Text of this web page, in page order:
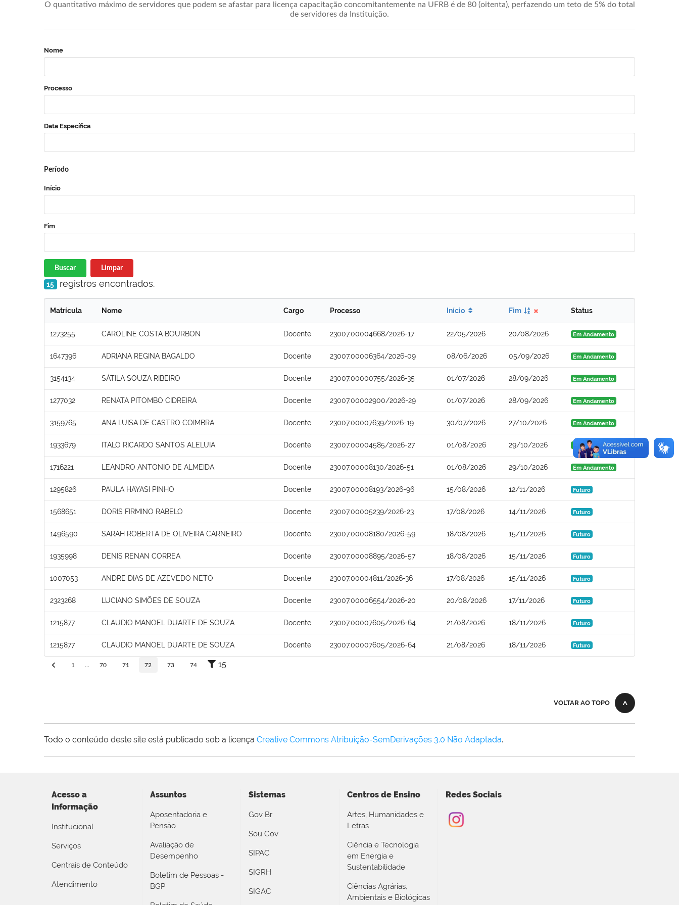
O quantitativo máximo de servidores que podem se afastar para licença capacitação concomitantemente na UFRB é de 80 (oitenta), perfazendo um teto de 5% do total
de servidores da Instituição.
Nome
Processo
Data Específica
Período
Início
Fim
Buscar Limpar
15 registros encontrados.
Matrícula Nome Cargo Processo Início Fim Status
1273255 CAROLINE COSTA BOURBON Docente 23007.00004668/2026-17 22/05/2026 20/08/2026 Em Andamento
1647396 ADRIANA REGINA BAGALDO Docente 23007.00006364/2026-09 08/06/2026 05/09/2026 Em Andamento
3154134 SÁTILA SOUZA RIBEIRO Docente 23007.00000755/2026-35 01/07/2026 28/09/2026 Em Andamento
1277032 RENATA PITOMBO CIDREIRA Docente 23007.00002900/2026-29 01/07/2026 28/09/2026 Em Andamento
3159765 ANA LUISA DE CASTRO COIMBRA Docente 23007.00007639/2026-19 30/07/2026 27/10/2026 Em Andamento
1933679 ITALO RICARDO SANTOS ALELUIA Docente 23007.00004585/2026-27 01/08/2026 29/10/2026 Em Andamento
1716221 LEANDRO ANTONIO DE ALMEIDA Docente 23007.00008130/2026-51 01/08/2026 29/10/2026 Em Andamento
1295826 PAULA HAYASI PINHO Docente 23007.00008193/2026-96 15/08/2026 12/11/2026 Futuro
1568651 DORIS FIRMINO RABELO Docente 23007.00005239/2026-23 17/08/2026 14/11/2026 Futuro
1496590 SARAH ROBERTA DE OLIVEIRA CARNEIRO Docente 23007.00008180/2026-59 18/08/2026 15/11/2026 Futuro
1935998 DENIS RENAN CORREA Docente 23007.00008895/2026-57 18/08/2026 15/11/2026 Futuro
1007053 ANDRE DIAS DE AZEVEDO NETO Docente 23007.00004811/2026-36 17/08/2026 15/11/2026 Futuro
2323268 LUCIANO SIMÕES DE SOUZA Docente 23007.00006554/2026-20 20/08/2026 17/11/2026 Futuro
1215877 CLAUDIO MANOEL DUARTE DE SOUZA Docente 23007.00007605/2026-64 21/08/2026 18/11/2026 Futuro
1215877 CLAUDIO MANOEL DUARTE DE SOUZA Docente 23007.00007605/2026-64 21/08/2026 18/11/2026 Futuro
1 70 71 72 73 74 15
VOLTAR AO TOPO
Todo o conteúdo deste site está publicado sob a licença Creative Commons Atribuição-SemDerivações 3.0 Não Adaptada.
Acesso a
Informação
Institucional
Serviços
Centrais de Conteúdo
Atendimento
Assuntos
Aposentadoria e
Pensão
Avaliação de
Desempenho
Boletim de Pessoas -
BGP
Sistemas
Gov Br
Sou Gov
SIPAC
SIGRH
SIGAC
Centros de Ensino
Artes, Humanidades e
Letras
Ciência e Tecnologia
em Energia e
Sustentabilidade
Ciências Agrárias,
Ambientais e Biológicas
Redes Sociais